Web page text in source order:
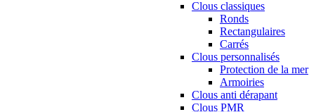
Clous classiques
Ronds
Rectangulaires
Carrés
Clous personnalisés
Protection de la mer
Armoiries
Clous anti dérapant
Clous PMR